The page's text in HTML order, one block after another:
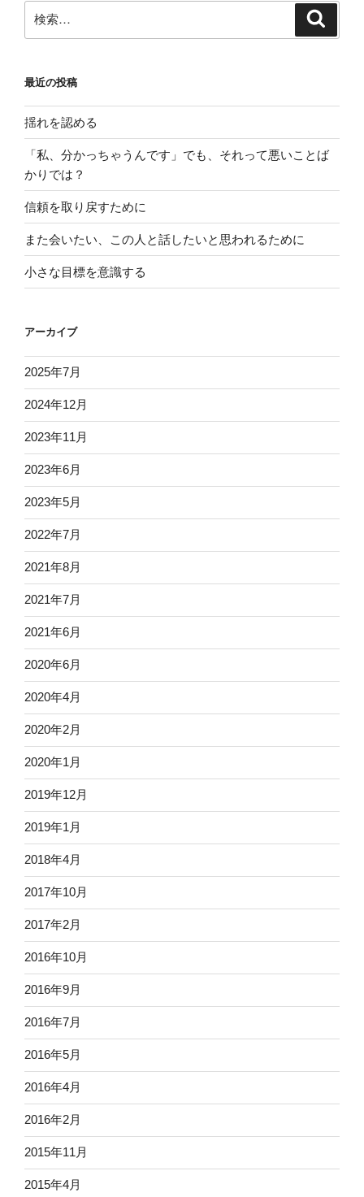
索:
最近の投稿
揺れを認める
「私、分かっちゃうんです」でも、それって悪いことば
かりでは？
信頼を取り戻すために
また会いたい、この人と話したいと思われるために
小さな目標を意識する
アーカイブ
2025年7月
2024年12月
2023年11月
2023年6月
2023年5月
2022年7月
2021年8月
2021年7月
2021年6月
2020年6月
2020年4月
2020年2月
2020年1月
2019年12月
2019年1月
2018年4月
2017年10月
2017年2月
2016年10月
2016年9月
2016年7月
2016年5月
2016年4月
2016年2月
2015年11月
2015年4月